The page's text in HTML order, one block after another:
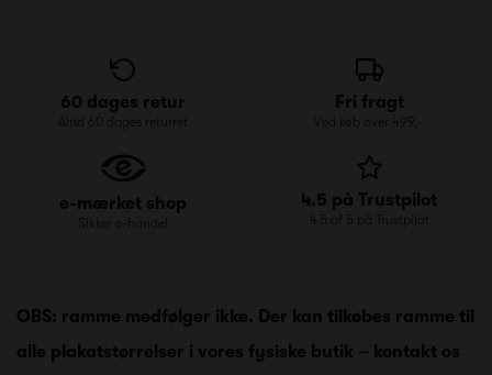
60 dages retur
Altid 60 dages returret
Fri fragt
Ved køb over 499,-
e-mærket shop
Sikker e-handel
4.5 på Trustpilot
4.5 af 5 på Trustpilot
OBS: ramme medfølger ikke. Der kan tilkøbes ramme til
alle plakatstørrelser i vores fysiske butik – kontakt os